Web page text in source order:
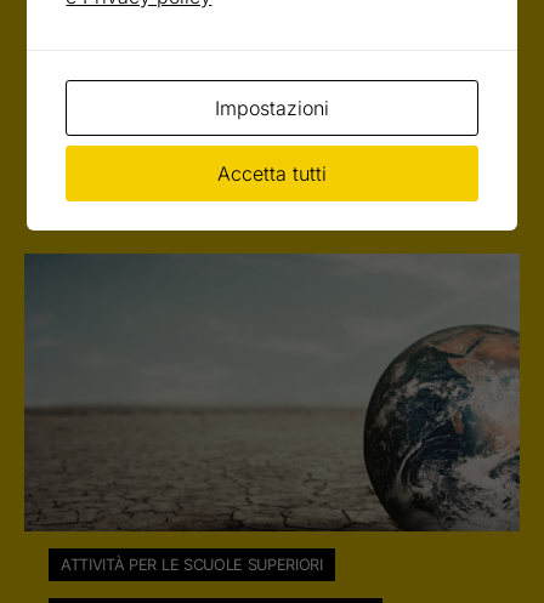
Ecco l’elenco degli istituti che partecipano ad UniStem
Day 2025 il 14 marzo 2025
ATTIVITÀ PER LE SCUOLE SUPERIORI
Impostazioni
Accetta tutti